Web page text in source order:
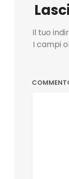
Il tuo
I campi